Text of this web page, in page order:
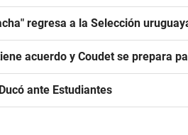
regresa a la Selección
acuerdo y Coudet se prepara
ante Estudiantes